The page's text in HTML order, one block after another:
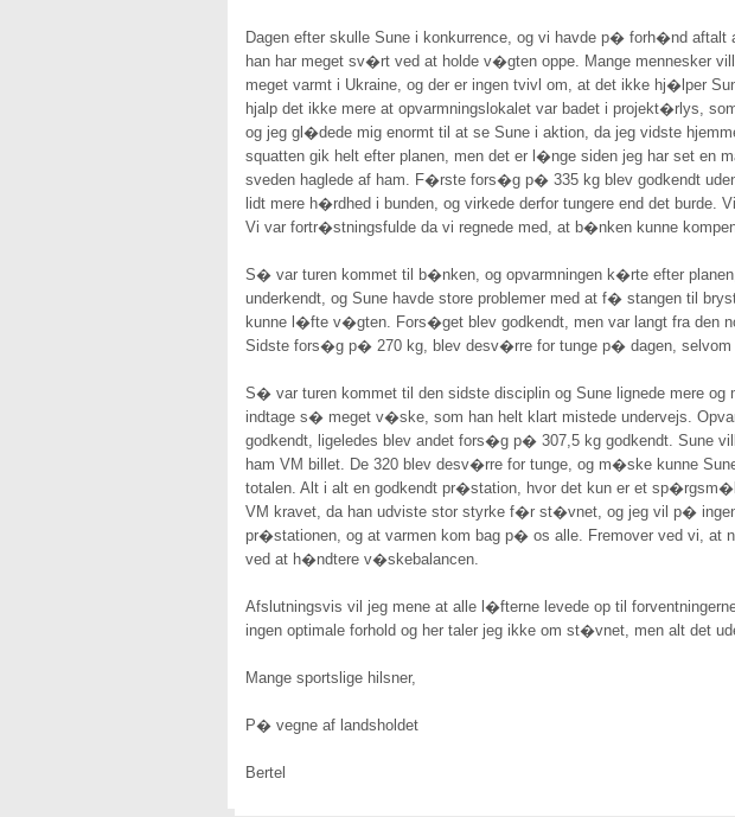
Dagen efter skulle Sune i konkurrence, og vi havde p� forh�nd
han har meget sv�rt ved at holde v�gten oppe. Mange mennesker
meget varmt i Ukraine, og der er ingen tvivl om, at det ikke hj�lper
hjalp det ikke mere at opvarmningslokalet var badet i projekt�rlys,
og jeg gl�dede mig enormt til at se Sune i aktion, da jeg vidste
squatten gik helt efter planen, men det er l�nge siden jeg har set en
sveden haglede af ham. F�rste fors�g p� 335 kg blev godkendt
lidt mere h�rdhed i bunden, og virkede derfor tungere end det
Vi var fortr�stningsfulde da vi regnede med, at b�nken kunne
S� var turen kommet til b�nken, og opvarmningen k�rte efter
underkendt, og Sune havde store problemer med at f� stangen til
kunne l�fte v�gten. Fors�get blev godkendt, men var langt fra den
Sidste fors�g p� 270 kg, blev desv�rre for tunge p� dagen,
S� var turen kommet til den sidste disciplin og Sune lignede mere
indtage s� meget v�ske, som han helt klart mistede undervejs.
godkendt, ligeledes blev andet fors�g p� 307,5 kg godkendt. Sune
ham VM billet. De 320 blev desv�rre for tunge, og m�ske kunne
totalen. Alt i alt en godkendt pr�station, hvor det kun er et
VM kravet, da han udviste stor styrke f�r st�vnet, og jeg vil p�
pr�stationen, og at varmen kom bag p� os alle. Fremover ved vi,
ved at h�ndtere v�skebalancen.
Afslutningsvis vil jeg mene at alle l�fterne levede op til
ingen optimale forhold og her taler jeg ikke om st�vnet, men alt det
Mange sportslige hilsner,
P� vegne af landsholdet
Bertel